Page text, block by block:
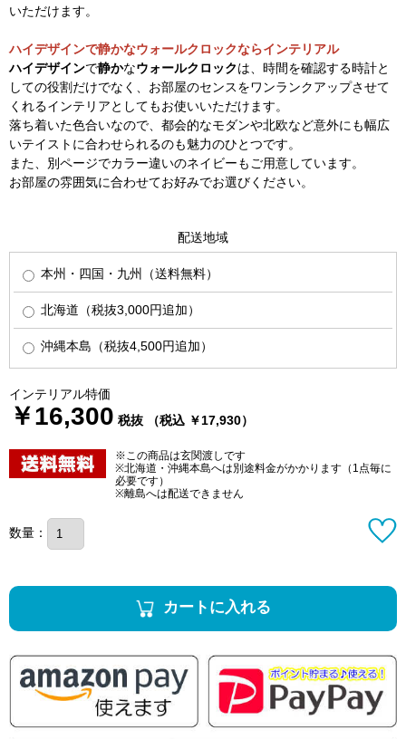
いただけます。
ハイデザインで静かなウォールクロックならインテリアル
ハイデザインで静かなウォールクロックは、時間を確認する時計と
しての役割だけでなく、お部屋のセンスをワンランクアップさせて
くれるインテリアとしてもお使いいただけます。
落ち着いた色合いなので、都会的なモダンや北欧など意外にも幅広
いテイストに合わせられるのも魅力のひとつです。
また、別ページでカラー違いのネイビーもご用意しています。
お部屋の雰囲気に合わせてお好みでお選びください。
配送地域
本州・四国・九州（送料無料）
北海道（税抜3,000円追加）
沖縄本島（税抜4,500円追加）
インテリアル特価
￥16,300 税抜 （税込 ￥17,930）
※この商品は玄関渡しです
※北海道・沖縄本島へは別途料金がかかります（1点毎に
必要です）
※離島へは配送できません
数量：
カートに入れる